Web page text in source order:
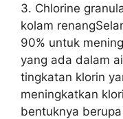
3. Chlorine
kolam
90% untuk
yang ada dalam
tingkatan klorin
meningkatkan
bentuknya